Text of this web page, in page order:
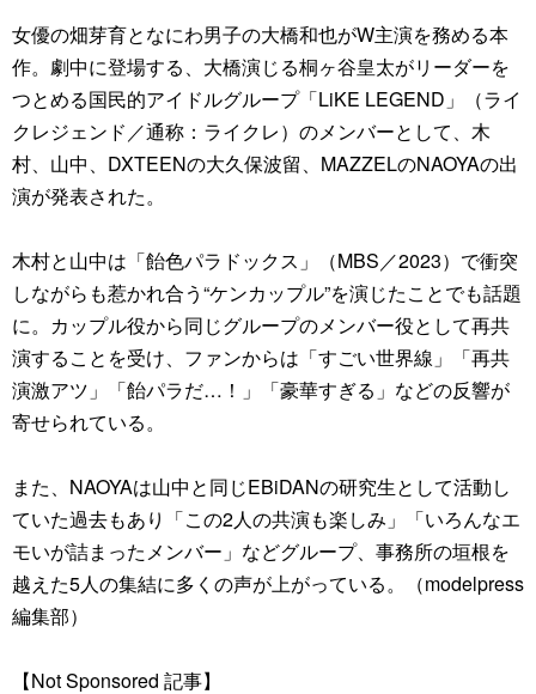
女優の畑芽育となにわ男子の大橋和也がW主演を務める本
作。劇中に登場する、大橋演じる桐ヶ谷皇太がリーダーを
つとめる国民的アイドルグループ「LiKE LEGEND」（ライ
クレジェンド／通称：ライクレ）のメンバーとして、木
村、山中、DXTEENの大久保波留、MAZZELのNAOYAの出
演が発表された。
木村と山中は「飴色パラドックス」（MBS／2023）で衝突
しながらも惹かれ合う“ケンカップル”を演じたことでも話題
に。カップル役から同じグループのメンバー役として再共
演することを受け、ファンからは「すごい世界線」「再共
演激アツ」「飴パラだ…！」「豪華すぎる」などの反響が
寄せられている。
また、NAOYAは山中と同じEBiDANの研究生として活動し
ていた過去もあり「この2人の共演も楽しみ」「いろんなエ
モいが詰まったメンバー」などグループ、事務所の垣根を
越えた5人の集結に多くの声が上がっている。（modelpress
編集部）
【Not Sponsored 記事】